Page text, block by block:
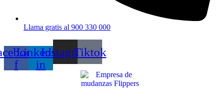
Llama gratis al 900 330 000
f
Linkedin-
in
InstagramTiktok